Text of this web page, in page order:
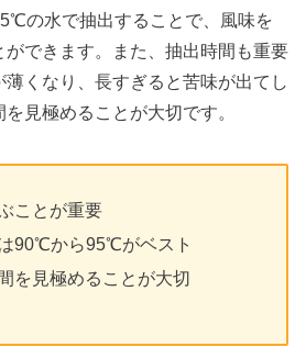
の水で抽出することで、風味を
できます。また、抽出時間も重要
くなり、長すぎると苦味が出てし
見極めることが大切です。
ことが重要
90℃から95℃がベスト
を見極めることが大切